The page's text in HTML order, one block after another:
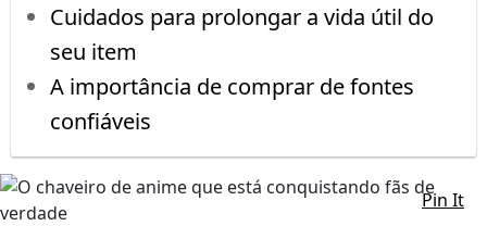
Cuidados para prolongar a vida útil do
seu item
A importância de comprar de fontes
confiáveis
Pin It